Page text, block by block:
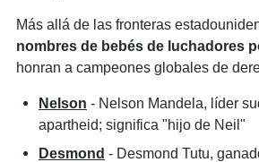
Más allá de las fronteras
nombres de bebés de luchadores
honran a campeones globales de
Nelson - Nelson Mandela, líder
apartheid; significa "hijo de Neil"
Desmond - Desmond Tutu,